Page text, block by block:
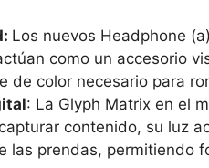
Los nuevos Headphone
como un accesorio
de color necesario para
: La Glyph Matrix en el
contenido, su luz
las prendas, permitiendo